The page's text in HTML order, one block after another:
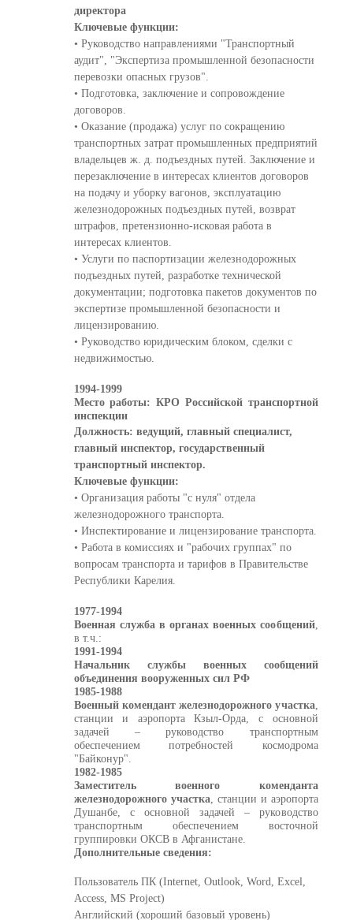
директора
Ключевые функции:
• Руководство направлениями "Транспортный
аудит", "Экспертиза промышленной безопасности
перевозки опасных грузов".
• Подготовка, заключение и сопровождение
договоров.
• Оказание (продажа) услуг по сокращению
транспортных затрат промышленных предприятий
владельцев ж. д. подъездных путей. Заключение и
перезаключение в интересах клиентов договоров
на подачу и уборку вагонов, эксплуатацию
железнодорожных подъездных путей, возврат
штрафов, претензионно-исковая работа в
интересах клиентов.
• Услуги по паспортизации железнодорожных
подъездных путей, разработке технической
документации; подготовка пакетов документов по
экспертизе промышленной безопасности и
лицензированию.
• Руководство юридическим блоком, сделки с
недвижимостью.
1994-1999
Место работы: КРО Российской транспортной
инспекции
Должность: ведущий, главный специалист,
главный инспектор, государственный
транспортный инспектор.
Ключевые функции:
• Организация работы "с нуля" отдела
железнодорожного транспорта.
• Инспектирование и лицензирование транспорта.
• Работа в комиссиях и "рабочих группах" по
вопросам транспорта и тарифов в Правительстве
Республики Карелия.
1977-1994
Военная служба в органах военных сообщений,
в т.ч.:
1991-1994
Начальник службы военных сообщений
объединения вооруженных сил РФ
1985-1988
Военный комендант железнодорожного участка,
станции и аэропорта Кзыл-Орда, с основной
задачей – руководство транспортным
обеспечением потребностей космодрома
"Байконур".
1982-1985
Заместитель военного коменданта
железнодорожного участка, станции и аэропорта
Душанбе, с основной задачей – руководство
транспортным обеспечением восточной
группировки ОКСВ в Афганистане.
Дополнительные сведения:
Пользователь ПК (Internet, Outlook, Word, Excel,
Access, MS Project)
Английский (хороший базовый уровень)